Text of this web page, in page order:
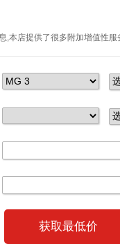
,本店提供了很多附加增值性
获取最低价